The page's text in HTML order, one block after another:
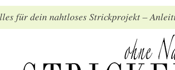
für dein nahtloses Strickprojekt –